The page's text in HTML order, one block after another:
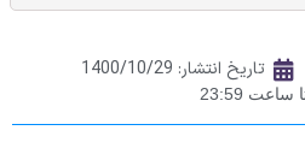
تاریخ انتشار: 1400/10/29